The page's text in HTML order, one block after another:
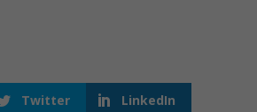
Twitter LinkedIn